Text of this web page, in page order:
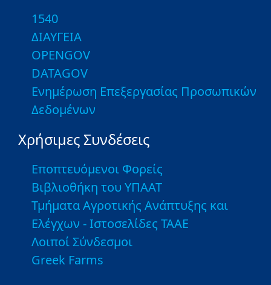
1540
ΔΙΑΥΓΕΙΑ
OPENGOV
DATAGOV
Ενημέρωση Επεξεργασίας Προσωπικών
Δεδομένων
Χρήσιμες Συνδέσεις
Εποπτευόμενοι Φορείς
Βιβλιοθήκη του ΥΠΑΑΤ
Τμήματα Αγροτικής Ανάπτυξης και
Ελέγχων - Ιστοσελίδες ΤΑΑΕ
Λοιποί Σύνδεσμοι
Greek Farms